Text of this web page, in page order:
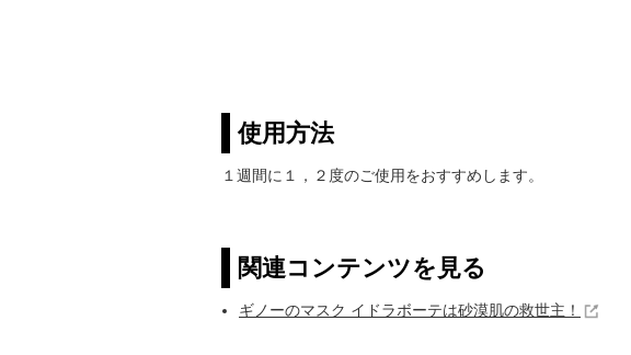
使用方法
１週間に１，２度のご使用をおすすめします。
関連コンテンツを見る
ギノーのマスク イドラボーテは砂漠肌の救世主！